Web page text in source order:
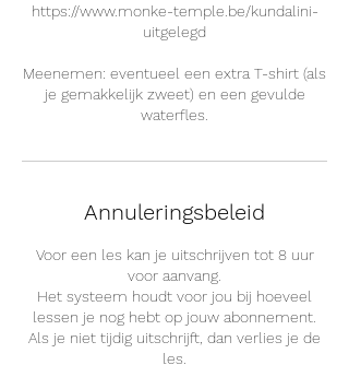
https://www.monke-temple.be/kundalini-
uitgelegd
Meenemen: eventueel een extra T-shirt (als
je gemakkelijk zweet) en een gevulde
waterfles.
Annuleringsbeleid
Voor een les kan je uitschrijven tot 8 uur
voor aanvang.
Het systeem houdt voor jou bij hoeveel
lessen je nog hebt op jouw abonnement.
Als je niet tijdig uitschrijft, dan verlies je de
les.